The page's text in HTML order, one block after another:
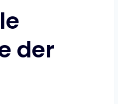
der